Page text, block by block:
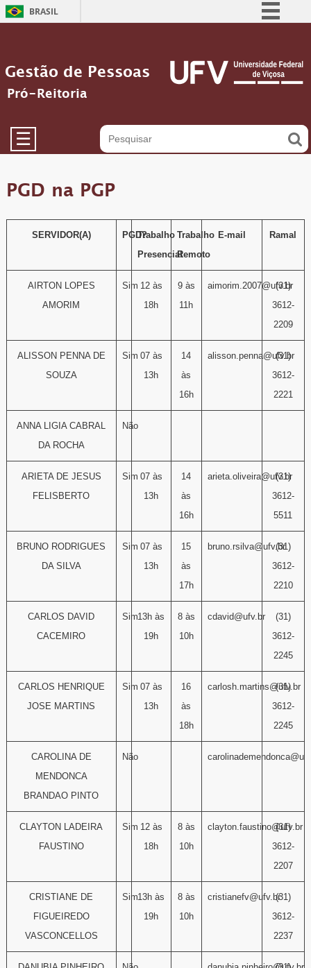
BRASIL
Participe
Legislação
Gestão de Pessoas
Pró-Reitoria
☰
PGD na PGP
SERVIDOR(A) PGD?Trabalho
Presencial
Trabalho
Remoto
E-mail Ramal
AIRTON LOPES
AMORIM
Sim 12 às
18h
9 às
11h
aimorim.2007@ufv.br
(31)
3612-
2209
ALISSON PENNA DE
SOUZA
Sim 07 às
13h
14
às
16h
alisson.penna@ufv.br
(31)
3612-
2221
ANNA LIGIA CABRAL
DA ROCHA
Não
ARIETA DE JESUS
FELISBERTO
Sim 07 às
13h
14
às
16h
arieta.oliveira@ufv.br
(31)
3612-
5511
BRUNO RODRIGUES
DA SILVA
Sim 07 às
13h
15
às
17h
bruno.rsilva@ufv.br
(31)
3612-
2210
CARLOS DAVID
CACEMIRO
Sim13h às
19h
8 às
10h
cdavid@ufv.br
(31)
3612-
2245
CARLOS HENRIQUE
JOSE MARTINS
Sim 07 às
13h
16
às
18h
carlosh.martins@ufv.br
(31)
3612-
2245
CAROLINA DE
MENDONCA
BRANDAO PINTO
Não
CLAYTON LADEIRA
FAUSTINO
Sim 12 às
18h
8 às
10h
clayton.faustino@ufv.br
(31)
3612-
2207
CRISTIANE DE
FIGUEIREDO
VASCONCELLOS
Sim13h às
19h
8 às
10h
cristianefv@ufv.br(31)
3612-
2237